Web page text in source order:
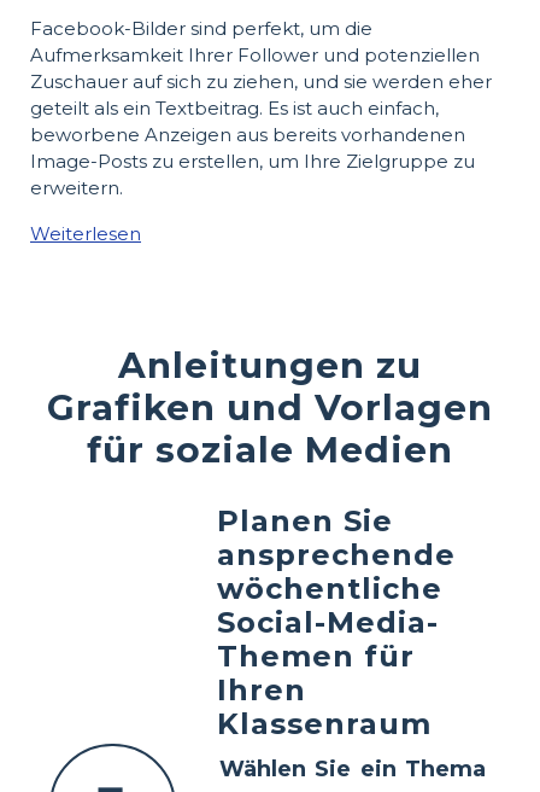
Facebook-Bilder sind perfekt, um die
Aufmerksamkeit Ihrer Follower und potenziellen
Zuschauer auf sich zu ziehen, und sie werden eher
geteilt als ein Textbeitrag. Es ist auch einfach,
beworbene Anzeigen aus bereits vorhandenen
Image-Posts zu erstellen, um Ihre Zielgruppe zu
erweitern.
Weiterlesen
Anleitungen zu
Grafiken und Vorlagen
für soziale Medien
Planen Sie
ansprechende
wöchentliche
Social-Media-
Themen für
Ihren
Klassenraum
Wählen Sie ein Thema